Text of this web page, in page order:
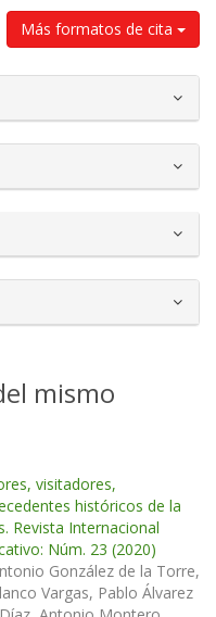
Más formatos de cita
mismo
visitadores,
históricos de la
Revista Internacional
Núm. 23 (2020)
González de la Torre,
Vargas, Pablo Álvarez